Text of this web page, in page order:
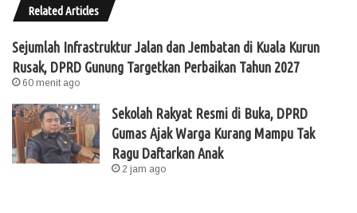
Related Articles
Sejumlah Infrastruktur Jalan dan Jembatan di Kuala Kurun
Rusak, DPRD Gunung Targetkan Perbaikan Tahun 2027
60 menit ago
Sekolah Rakyat Resmi di Buka, DPRD
Gumas Ajak Warga Kurang Mampu Tak
Ragu Daftarkan Anak
2 jam ago